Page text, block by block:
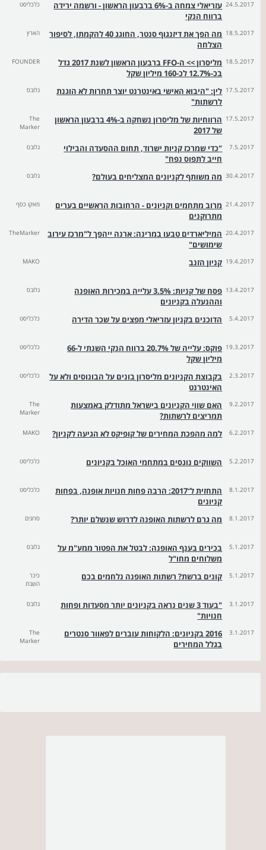
24.5.2017
עזריאלי צמחה ב-6% ברבעון הראשון - ורשמה ירידה
ברווח הנקי
כלכליסט
18.5.2017
מה הפך את דיזנגוף סנטר, החוגג 40 להקמתו, לסיפור
הצלחה
הארץ
18.5.2017
מליסרון >> ה-FFO ברבעון הראשון לשנת 2017 גדל
בכ-12.7% לכ-160 מיליון שקל
FOUNDER
17.5.2017 לין: "היבוא האישי באינטרנט יוצר תחרות לא הוגנת
לרשתות"
גלובס
17.5.2017
הרווחיות של מליסרון נשחקה ב-4% ברבעון הראשון
של 2017
The
Marker
7.5.2017
"כדי שמרכז קניות ישרוד, תחום ההסעדה והבילוי
חייב לתפוס נפח"
גלובס
30.4.2017 מה משותף לקניונים המצליחים בעולם? גלובס
21.4.2017 מרוב מתחמים וקניונים - הרחובות הראשיים בערים
מתרוקנים
מאקו כסף
20.4.2017 המיליארדים טבעו במרינה: ארנה ייהפך ל"מרכז עירוב
שימושים"
TheMarker
19.4.2017 קניון הזנב MAKO
13.4.2017
פסח של קניות: 3.5% עלייה במכירות האופנה
וההנעלה בקניונים
גלובס
5.4.2017 הדוכנים בקניון עזריאלי מפצים על שכר הדירה כלכליסט
19.3.2017
פוקס: עלייה של 20.7% ברווח הנקי השנתי ל-66
מיליון שקל
כלכליסט
2.3.2017
בקבוצת הקניונים מליסרון בונים על הבונוסים ולא על
האינטרנט
כלכליסט
9.2.2017
האם שווי הקניונים בישראל מתודלק באמצעות
תמריצים לרשתות?
The
Marker
6.2.2017 למה מהפכת המחירים של קופיקס לא הגיעה לקניון? MAKO
5.2.2017 השווקים נוגסים במתחמי האוכל בקניונים כלכליסט
8.1.2017
התחזית ל־2017: הרבה פחות חנויות אופנה, בפחות
קניונים
כלכליסט
8.1.2017 מה גרם לרשתות האופנה לדרוש שנשלם יותר? סרוגים
5.1.2017
בכירים בענף האופנה: לבטל את הפטור ממע"מ על
משלוחים מחו"ל
גלובס
5.1.2017 קונים ברשת? רשתות האופנה נלחמים בכם
כיכר
השבת
3.1.2017
"בעוד 3 שנים נראה בקניונים יותר מסעדות ופחות
חנויות"
גלובס
3.1.2017
2016 בקניונים: הלקוחות עוברים לפאוור סנטרים
בגלל המחירים
The
Marker